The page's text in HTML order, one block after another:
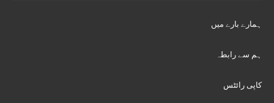
ہمارے بارے میں
ہم سے رابطہ
کاپی رائٹس